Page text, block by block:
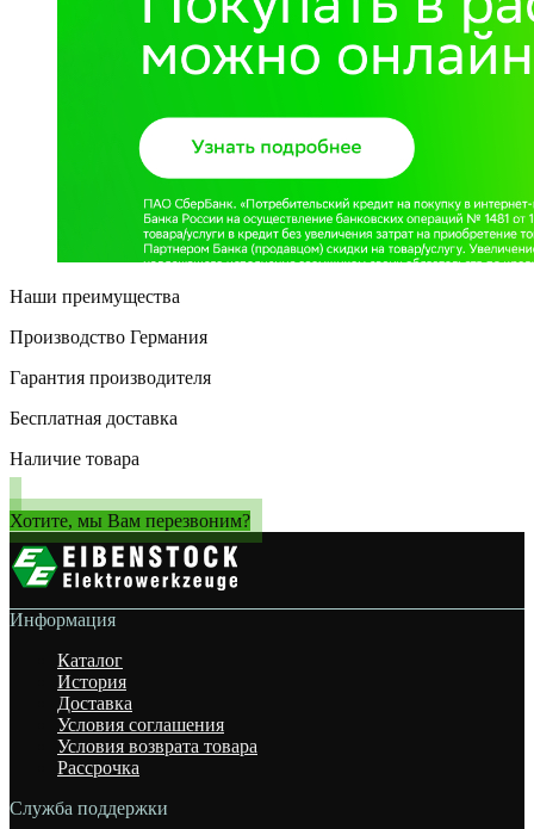
Наши преимущества
Производство Германия
Гарантия производителя
Бесплатная доставка
Наличие товара
Хотите, мы Вам перезвоним?
Информация
Каталог
История
Доставка
Условия соглашения
Условия возврата товара
Рассрочка
Служба поддержки